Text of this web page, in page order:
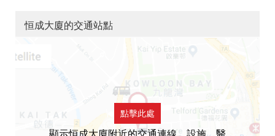
恒成大廈的交通站點
點擊此處
顯示恒成大廈附近的交通連線，設施，醫